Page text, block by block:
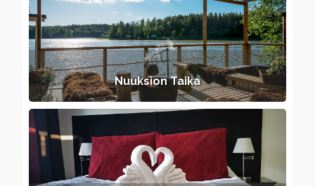
Nuuksion Taika